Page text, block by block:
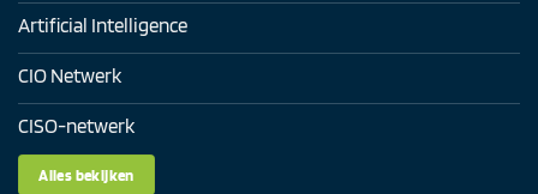
Artificial Intelligence
CIO Netwerk
CISO-netwerk
Alles bekijken